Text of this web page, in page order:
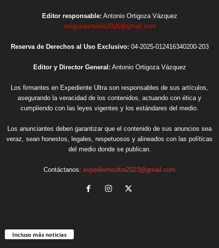
Editor responsable: Antonio Ortigoza Vázquez
ortigozaantonio2026@gmail.com
Reserva de Derechos al Uso Exclusivo: 04-2025-012416340200-203
Editor y Director General: Antonio Ortigoza Vázquez
Los firmantes en Expediente Ultra son responsables de sus artículos,
asegurando la veracidad de los contenidos, actuando con ética y
cumpliendo con las leyes vigentes y los estándares del medio.
Los anunciantes deben garantizar que el contenido de sus anuncios sea
veraz, sean honestos, legales, respetuosos y alineados con las políticas
del medio donde se publican.
Contáctanos: expedienteultra2023@gmail.com
Incluso más noticias